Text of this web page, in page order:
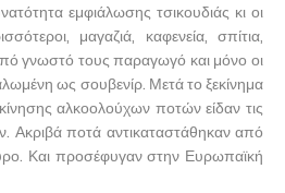
εμφιάλωσης τσικουδιάς κι οι
μαγαζιά, καφενεία, σπίτια,
γνωστό τους παραγωγό και μόνο οι
ως σουβενίρ. Μετά το ξεκίνημα
αλκοολούχων ποτών είδαν τις
Ακριβά ποτά αντικαταστάθηκαν από
Και προσέφυγαν στην Ευρωπαϊκή